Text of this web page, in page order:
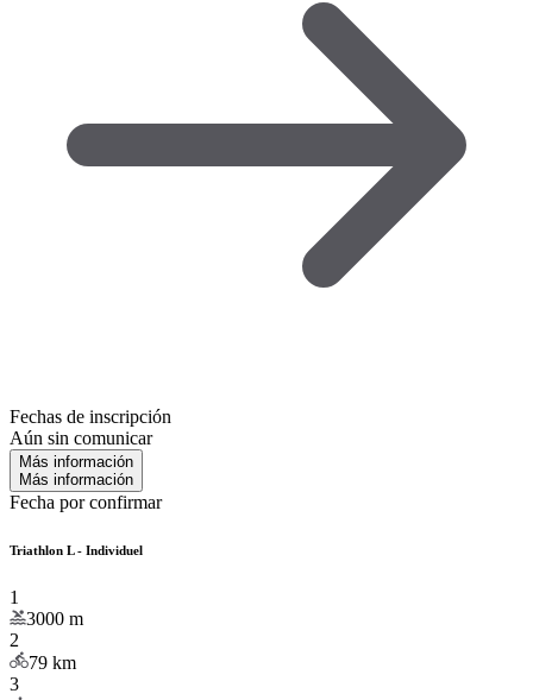
Fechas de inscripción
Aún sin comunicar
Más información
Más información
Fecha por confirmar
Triathlon L - Individuel
1
3000 m
2
79 km
3